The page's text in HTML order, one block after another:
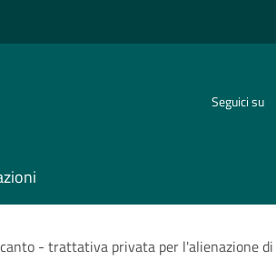
Seguici su
- trattativa privata per l'alienazione di